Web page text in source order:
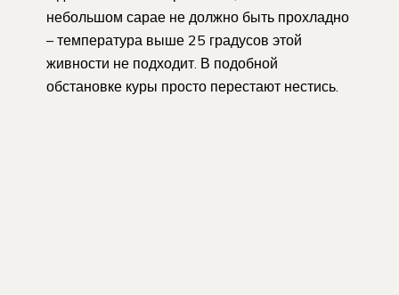
небольшом сарае не должно быть прохладно
– температура выше 25 градусов этой
живности не подходит. В подобной
обстановке куры просто перестают нестись.